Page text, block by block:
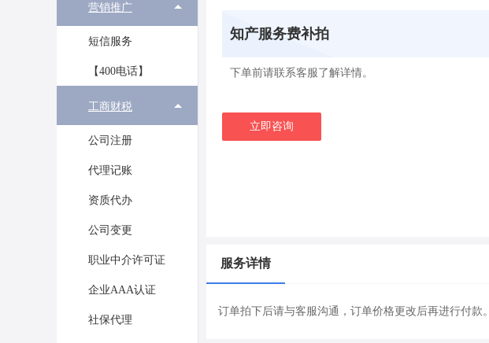
营销推广
短信服务
【400电话】
工商财税
公司注册
代理记账
资质代办
公司变更
职业中介许可证
企业AAA认证
社保代理
知产服务费补拍
下单前请联系客服了解详情。
立即咨询
服务详情
订单拍下后请与客服沟通，订单价格更改后再进行付款。